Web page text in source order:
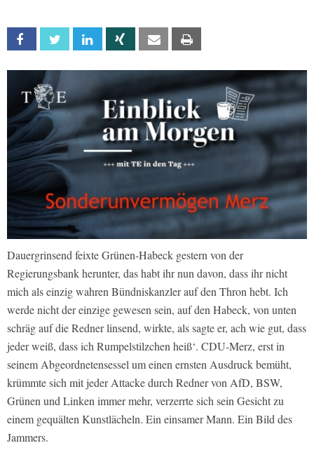
Facebook Twitter Linkedin Xing Email
Dauergrinsend feixte Grünen-Habeck gestern von der
Regierungsbank herunter, das habt ihr nun davon, dass ihr nicht
mich als einzig wahren Bündniskanzler auf den Thron hebt. Ich
werde nicht der einzige gewesen sein, auf den Habeck, von unten
schräg auf die Redner linsend, wirkte, als sagte er, ach wie gut, dass
jeder weiß, dass ich Rumpelstilzchen heiß‘. CDU-Merz, erst in
seinem Abgeordnetensessel um einen ernsten Ausdruck bemüht,
krümmte sich mit jeder Attacke durch Redner von AfD, BSW,
Grünen und Linken immer mehr, verzerrte sich sein Gesicht zu
einem gequälten Kunstlächeln. Ein einsamer Mann. Ein Bild des
Jammers.